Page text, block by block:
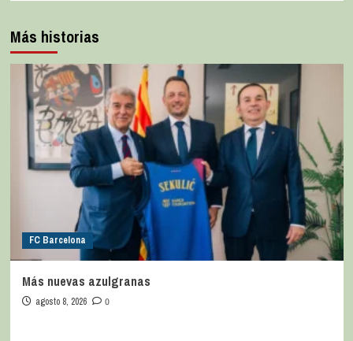
Más historias
FC Barcelona
Más nuevas azulgranas
agosto 8, 2026 0